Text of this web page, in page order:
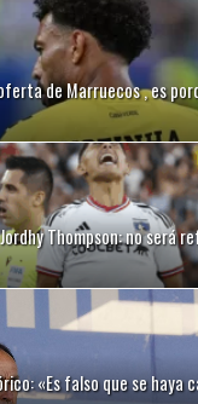
de Marruecos , es
Thompson: no será
«Es falso que se haya